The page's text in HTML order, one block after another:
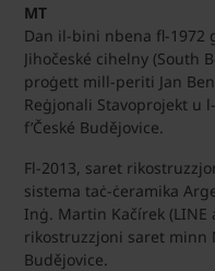
MT
Dan il-bini nbena fl-1972
Jihočeské cihelny (South
proġett mill-periti Jan
Reġjonali Stavoprojekt u
f’České Budějovice.
Fl-2013, saret
sistema taċ-ċeramika
Inġ. Martin Kačírek (LINE
rikostruzzjoni saret minn
Budějovice.